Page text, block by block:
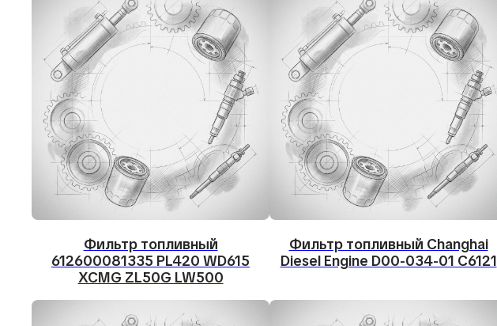
Фильтр топливный
612600081335 PL420 WD615
XCMG ZL50G LW500
Фильтр топливный Changhai
Diesel Engine D00-034-01 C6121